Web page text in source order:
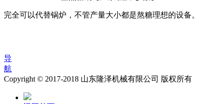
完全可以代替锅炉，不管产量大小都是熬糖理想的设备。
导
航
Copyright © 2017-2018 山东隆泽机械有限公司 版权所有